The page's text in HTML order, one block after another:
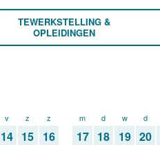
TEWERKSTELLING &
OPLEIDINGEN
v
14
z
15
z
16
m
17
d
18
w
19
d
20